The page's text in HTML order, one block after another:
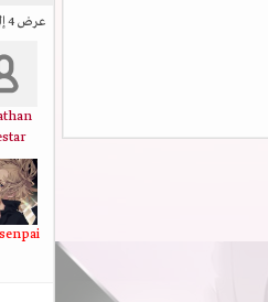
عرض 4 إلى 4 من الأصدقاء